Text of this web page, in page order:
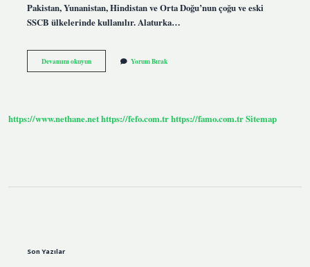
Pakistan, Yunanistan, Hindistan ve Orta Doğu’nun çoğu ve eski
SSCB ülkelerinde kullanılır. Alaturka…
Devamını okuyunMaşrapa
Nasıl
Yorum Bırak
https://www.nethane.nethttps://fefo.com.trhttps://famo.com.trSitemap
Son Yazılar